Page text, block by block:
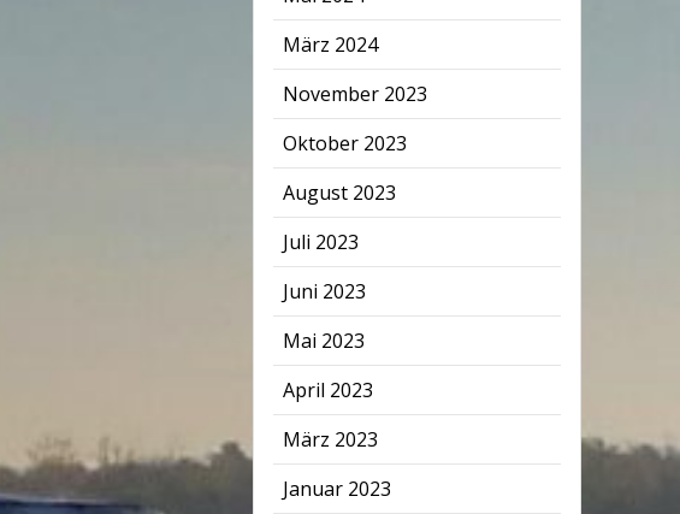
März 2024
November 2023
Oktober 2023
August 2023
Juli 2023
Juni 2023
Mai 2023
April 2023
März 2023
Januar 2023